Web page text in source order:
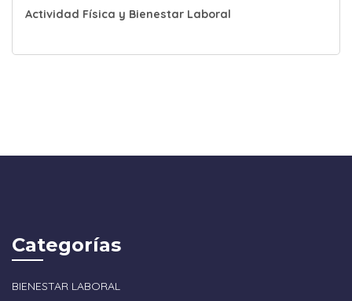
Actividad Física y Bienestar Laboral
Categorías
BIENESTAR LABORAL